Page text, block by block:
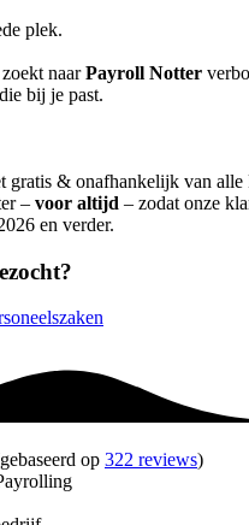
plek.
naarPayroll Notter
bij je past.
gratis & onafhankelijk van alle
– voor altijd – zodat onze
en verder.
op 322 reviews)